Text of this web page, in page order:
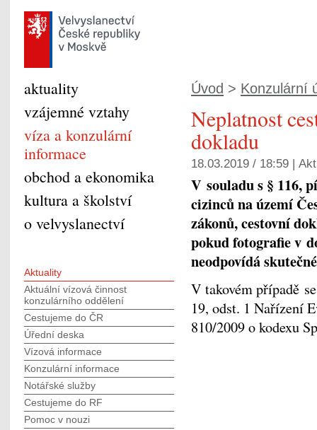
Úvod > Konzulární
Neplatnost
dokladu
18.03.2019 / 18:59 |
V souladu s § 116,
cizinců na území
zákonů, cestovní
pokud fotografie v
neodpovídá
V takovém případě
19, odst. 1 Nařízení
810/2009 o kodexu
aktuality
vzájemné vztahy
víza a konzulární
informace
obchod a ekonomika
kultura a školství
o velvyslanectví
Aktuality
Aktuální vízová činnost
konzulárního oddělení
Cestujeme do ČR
Úřední deska
Vízová informace
Konzulární informace
Notářské služby
Cestujeme do RF
Pomoc v nouzi